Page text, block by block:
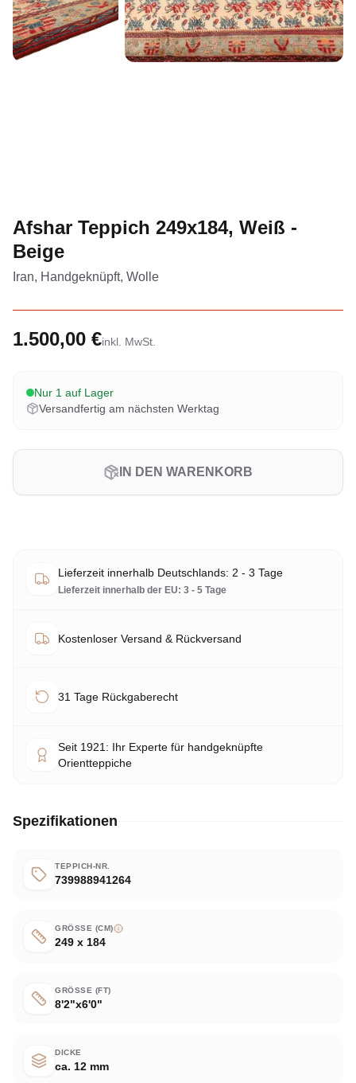
Afshar Teppich 249x184, Weiß -
Beige
Iran, Handgeknüpft, Wolle
1.500,00 €inkl. MwSt.
Nur 1 auf Lager
Versandfertig am nächsten Werktag
IN DEN WARENKORB
Lieferzeit innerhalb Deutschlands: 2 - 3 Tage
Lieferzeit innerhalb der EU: 3 - 5 Tage
Kostenloser Versand & Rückversand
31 Tage Rückgaberecht
Seit 1921: Ihr Experte für handgeknüpfte
Orientteppiche
Spezifikationen
TEPPICH-NR.
739988941264
GRÖSSE (CM)
249 x 184
GRÖSSE (FT)
8'2"x6'0"
DICKE
ca. 12 mm